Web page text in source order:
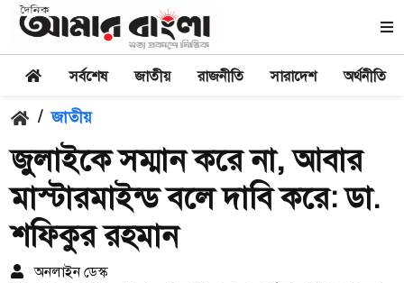
সর্বশেষ জাতীয় রাজনীতি সারাদেশ অর্থনীতি
/ জাতীয়
জুলাইকে সম্মান করে না, আবার
মাস্টারমাইন্ড বলে দাবি করে: ডা.
শফিকুর রহমান
অনলাইন ডেস্ক